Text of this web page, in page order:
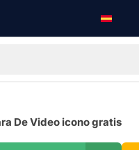
De Video icono gratis